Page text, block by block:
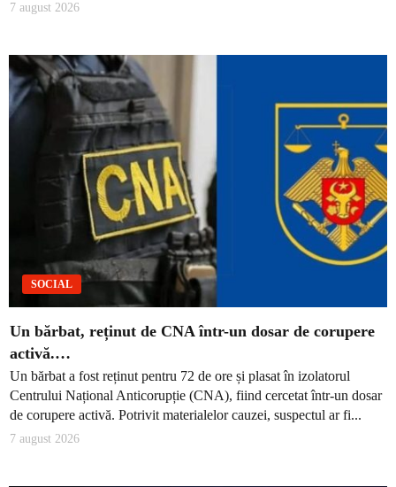
7 august 2026
SOCIAL
Un bărbat, reținut de CNA într-un dosar de corupere
activă.…
Un bărbat a fost reținut pentru 72 de ore și plasat în izolatorul
Centrului Național Anticorupție (CNA), fiind cercetat într-un dosar
de corupere activă. Potrivit materialelor cauzei, suspectul ar fi...
7 august 2026